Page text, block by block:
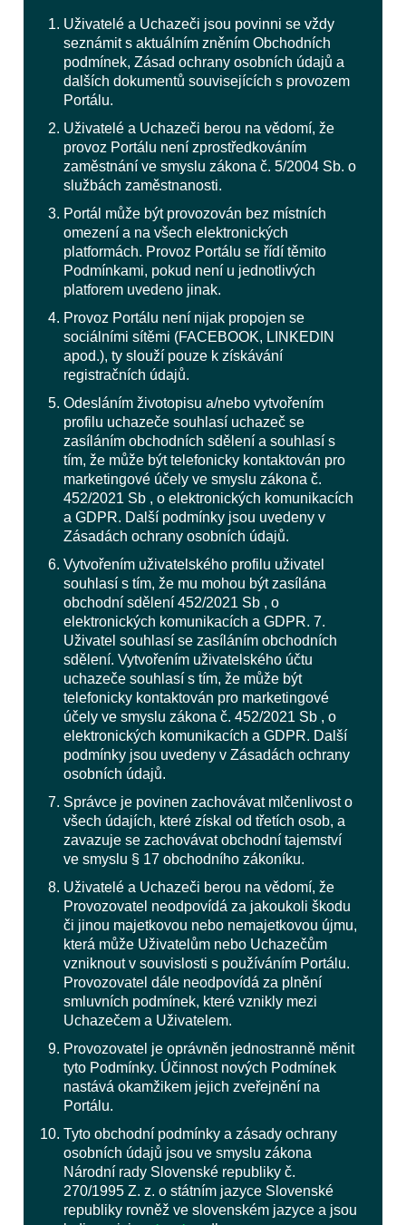
Uživatelé a Uchazeči jsou povinni se vždy
seznámit s aktuálním zněním Obchodních
podmínek, Zásad ochrany osobních údajů a
dalších dokumentů souvisejících s provozem
Portálu.
Uživatelé a Uchazeči berou na vědomí, že
provoz Portálu není zprostředkováním
zaměstnání ve smyslu zákona č. 5/2004 Sb. o
službách zaměstnanosti.
Portál může být provozován bez místních
omezení a na všech elektronických
platformách. Provoz Portálu se řídí těmito
Podmínkami, pokud není u jednotlivých
platforem uvedeno jinak.
Provoz Portálu není nijak propojen se
sociálními sítěmi (FACEBOOK, LINKEDIN
apod.), ty slouží pouze k získávání
registračních údajů.
Odesláním životopisu a/nebo vytvořením
profilu uchazeče souhlasí uchazeč se
zasíláním obchodních sdělení a souhlasí s
tím, že může být telefonicky kontaktován pro
marketingové účely ve smyslu zákona č.
452/2021 Sb , o elektronických komunikacích
a GDPR. Další podmínky jsou uvedeny v
Zásadách ochrany osobních údajů.
Vytvořením uživatelského profilu uživatel
souhlasí s tím, že mu mohou být zasílána
obchodní sdělení 452/2021 Sb , o
elektronických komunikacích a GDPR. 7.
Uživatel souhlasí se zasíláním obchodních
sdělení. Vytvořením uživatelského účtu
uchazeče souhlasí s tím, že může být
telefonicky kontaktován pro marketingové
účely ve smyslu zákona č. 452/2021 Sb , o
elektronických komunikacích a GDPR. Další
podmínky jsou uvedeny v Zásadách ochrany
osobních údajů.
Správce je povinen zachovávat mlčenlivost o
všech údajích, které získal od třetích osob, a
zavazuje se zachovávat obchodní tajemství
ve smyslu § 17 obchodního zákoníku.
Uživatelé a Uchazeči berou na vědomí, že
Provozovatel neodpovídá za jakoukoli škodu
či jinou majetkovou nebo nemajetkovou újmu,
která může Uživatelům nebo Uchazečům
vzniknout v souvislosti s používáním Portálu.
Provozovatel dále neodpovídá za plnění
smluvních podmínek, které vznikly mezi
Uchazečem a Uživatelem.
Provozovatel je oprávněn jednostranně měnit
tyto Podmínky. Účinnost nových Podmínek
nastává okamžikem jejich zveřejnění na
Portálu.
Tyto obchodní podmínky a zásady ochrany
osobních údajů jsou ve smyslu zákona
Národní rady Slovenské republiky č.
270/1995 Z. z. o státním jazyce Slovenské
republiky rovněž ve slovenském jazyce a jsou